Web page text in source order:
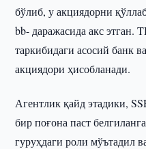
бўлиб, у акциядорни
bb- даражасида акс
таркибидаги асосий банк
акциядори ҳисобланади.
Агентлик қайд этадики,
бир поғона паст
гуруҳдаги роли мўътадил